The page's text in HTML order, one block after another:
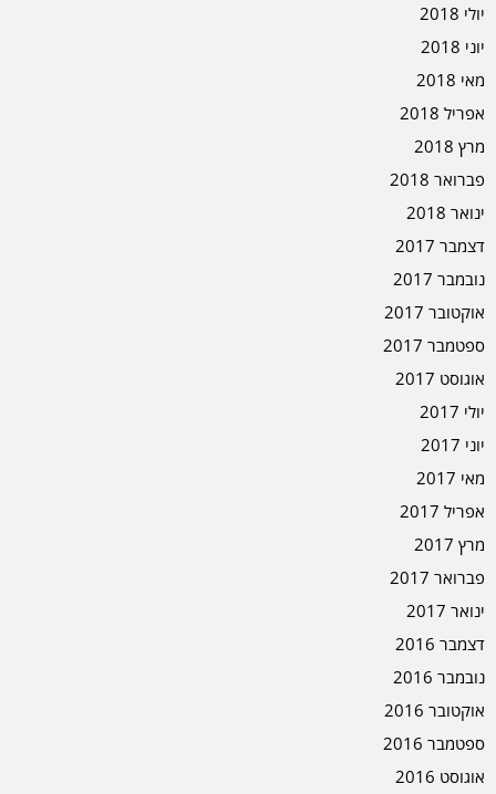
יולי 2018
יוני 2018
מאי 2018
אפריל 2018
מרץ 2018
פברואר 2018
ינואר 2018
דצמבר 2017
נובמבר 2017
אוקטובר 2017
ספטמבר 2017
אוגוסט 2017
יולי 2017
יוני 2017
מאי 2017
אפריל 2017
מרץ 2017
פברואר 2017
ינואר 2017
דצמבר 2016
נובמבר 2016
אוקטובר 2016
ספטמבר 2016
אוגוסט 2016